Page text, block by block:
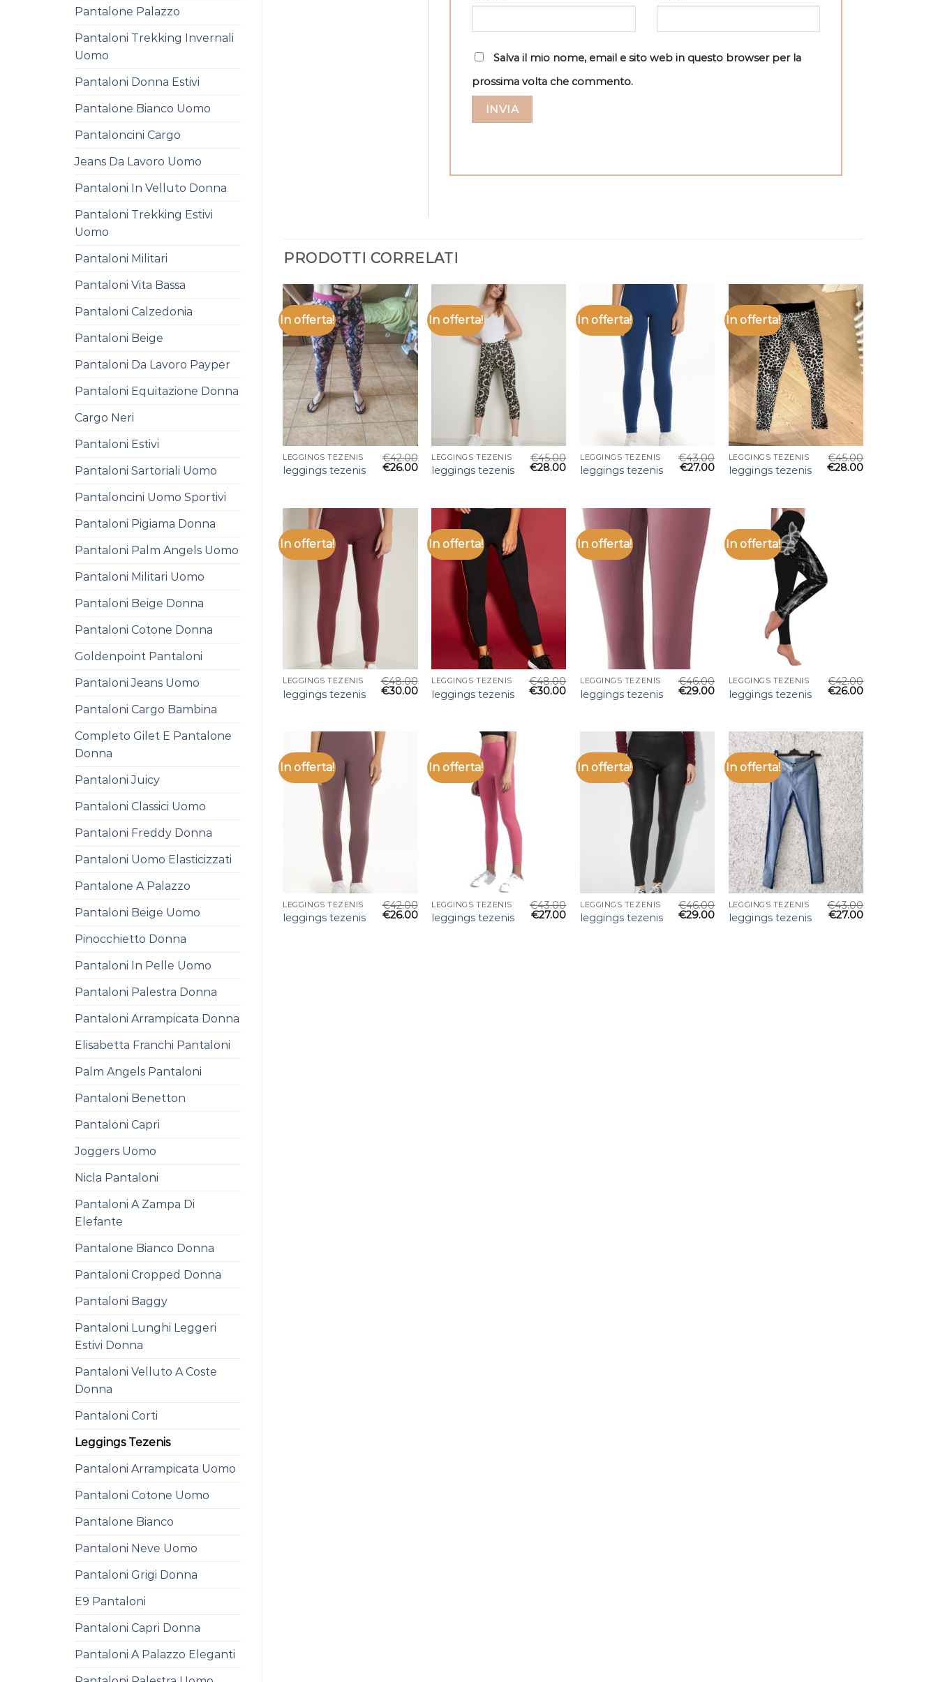
Pantalone Palazzo
Pantaloni Trekking Invernali
Uomo
Pantaloni Donna Estivi
Pantalone Bianco Uomo
Pantaloncini Cargo
Jeans Da Lavoro Uomo
Pantaloni In Velluto Donna
Pantaloni Trekking Estivi
Uomo
Pantaloni Militari
Pantaloni Vita Bassa
Pantaloni Calzedonia
Pantaloni Beige
Pantaloni Da Lavoro Payper
Pantaloni Equitazione Donna
Cargo Neri
Pantaloni Estivi
Pantaloni Sartoriali Uomo
Pantaloncini Uomo Sportivi
Pantaloni Pigiama Donna
Pantaloni Palm Angels Uomo
Pantaloni Militari Uomo
Pantaloni Beige Donna
Pantaloni Cotone Donna
Goldenpoint Pantaloni
Pantaloni Jeans Uomo
Pantaloni Cargo Bambina
Completo Gilet E Pantalone
Donna
Pantaloni Juicy
Pantaloni Classici Uomo
Pantaloni Freddy Donna
Pantaloni Uomo Elasticizzati
Pantalone A Palazzo
Pantaloni Beige Uomo
Pinocchietto Donna
Pantaloni In Pelle Uomo
Pantaloni Palestra Donna
Pantaloni Arrampicata Donna
Elisabetta Franchi Pantaloni
Palm Angels Pantaloni
Pantaloni Benetton
Pantaloni Capri
Joggers Uomo
Nicla Pantaloni
Pantaloni A Zampa Di
Elefante
Pantalone Bianco Donna
Pantaloni Cropped Donna
Pantaloni Baggy
Pantaloni Lunghi Leggeri
Estivi Donna
Pantaloni Velluto A Coste
Donna
Pantaloni Corti
Leggings Tezenis
Pantaloni Arrampicata Uomo
Pantaloni Cotone Uomo
Pantalone Bianco
Pantaloni Neve Uomo
Pantaloni Grigi Donna
E9 Pantaloni
Pantaloni Capri Donna
Pantaloni A Palazzo Eleganti
Salva il mio nome, email e sito web in questo browser per la
prossima volta che commento.
PRODOTTI CORRELATI
In offerta!
LEGGINGS TEZENIS
leggings tezenis
€42.00
€26.00
In offerta!
LEGGINGS TEZENIS
leggings tezenis
€45.00
€28.00
In offerta!
LEGGINGS TEZENIS
leggings tezenis
€43.00
€27.00
In offerta!
LEGGINGS TEZENIS
leggings tezenis
€45.00
€28.00
In offerta!
LEGGINGS TEZENIS
leggings tezenis
€48.00
€30.00
In offerta!
LEGGINGS TEZENIS
leggings tezenis
€48.00
€30.00
In offerta!
LEGGINGS TEZENIS
leggings tezenis
€46.00
€29.00
In offerta!
LEGGINGS TEZENIS
leggings tezenis
€42.00
€26.00
In offerta!
LEGGINGS TEZENIS
leggings tezenis
€42.00
€26.00
In offerta!
LEGGINGS TEZENIS
leggings tezenis
€43.00
€27.00
In offerta!
LEGGINGS TEZENIS
leggings tezenis
€46.00
€29.00
In offerta!
LEGGINGS TEZENIS
leggings tezenis
€43.00
€27.00